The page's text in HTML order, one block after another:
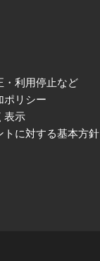
・利用停止など
ポリシー
表示
トに対する基本方針